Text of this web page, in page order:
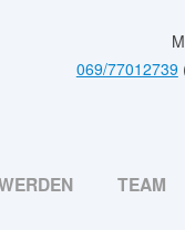
069/77012739
TEAM